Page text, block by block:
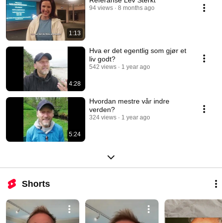
1:13
94 views 8 months ago
4:28
Hva er det egentlig som gjør et
liv godt?
542 views 1 year ago
5:24
Hvordan mestre vår indre
verden?
324 views 1 year ago
Shorts